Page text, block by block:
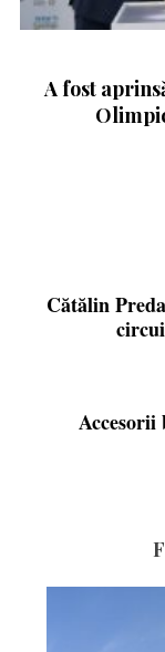
A fost
Cătălin
Accesorii